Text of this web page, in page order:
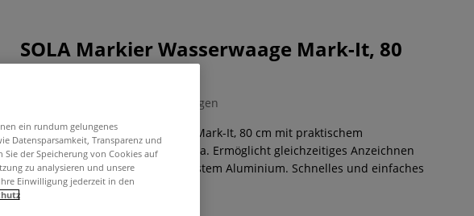
SOLA Markier Wasserwaage Mark-It, 80
cm
0 Bewertungen
Die SOLA Markier Wasserwaage Mark-It, 80 cm mit praktischem
Markierschieber auf der Maßskala. Ermöglicht gleichzeitiges Anzeichnen
verschiedener Längen. Aus robustem Aluminium. Schnelles und einfaches
Ablesen.
Mehr
ein rundum gelungenes
Datensparsamkeit, Transparenz und
Sie der Speicherung von Cookies auf
zu analysieren und unsere
Einwilligung jederzeit in den